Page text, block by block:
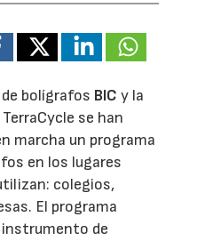
bolígrafos BIC y la
se han
marcha un programa
en los lugares
colegios,
El programa
instrumento de